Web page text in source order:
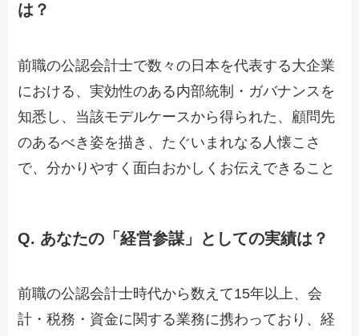
は？
前職の公認会計士で数々の日本を代表する大企業
における、実効性のある内部統制・ガバナンスを
知悉し、当該モデルケースから得られた、顧問先
のあるべき姿を描き、たぐいまれなる人懐こさ
で、分かりやすく面白おかしくお伝えできること
Q. あなたの「経営参謀」としての実績は？
前職の公認会計士時代から数えて15年以上、会
計・税務・資金に関する業務に携わっており、経